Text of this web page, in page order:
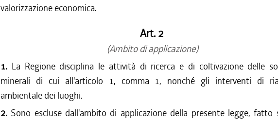
valorizzazione economica.
Art. 2
(Ambito di applicazione)
1. La Regione disciplina le attività di ricerca e di coltivazione delle
minerali di cui all'articolo 1, comma 1, nonché gli interventi di
ambientale dei luoghi.
2. Sono escluse dall'ambito di applicazione della presente legge, fatto